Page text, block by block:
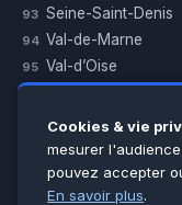
93 Seine-Saint-Denis
94 Val-de-Marne
95 Val-d’Oise
Essonne
Seine-et-Marne
Voir toutes les villes
Cookies & vie
mesurer
pouvez accepter
En savoir plus.